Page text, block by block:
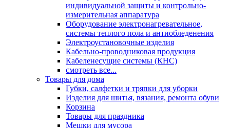
индивидуальной защиты и контрольно-
измерительная аппаратура
Оборудование электронагревательное,
системы теплого пола и антиобледенения
Электроустановочные изделия
Кабельно-проводниковая продукция
Кабеленесущие системы (КНС)
смотреть все...
Товары для дома
Губки, салфетки и тряпки для уборки
Изделия для шитья, вязания, ремонта обуви
Корзина
Товары для праздника
Мешки для мусора